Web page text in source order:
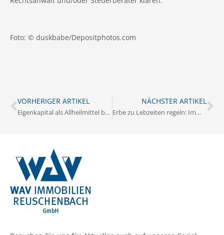
Foto: © duskbabe/Depositphotos.com
VORHERIGER ARTIKEL
Eigenkapital als Allheilmittel beim Immobilienkauf
NÄCHSTER ARTIKEL
Erbe zu Lebzeiten regeln: Immobilie verschenken?